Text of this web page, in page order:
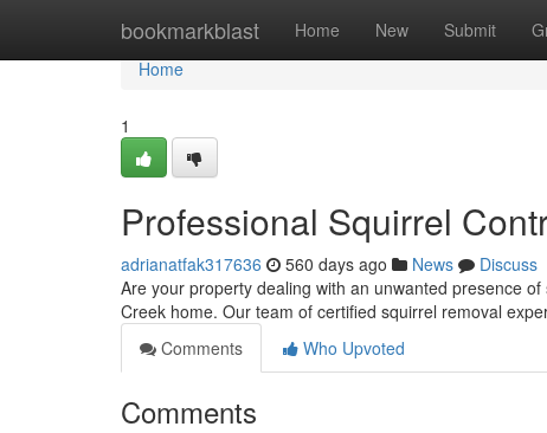
bookmarkblast Home New Submit
Home
Home
1
Professional Squirrel
adrianatfak317636 560 days ago News
Discuss
Are your property dealing with an unwanted presence
Creek home. Our team of certified squirrel removal
Comments
Who Upvoted
Comments